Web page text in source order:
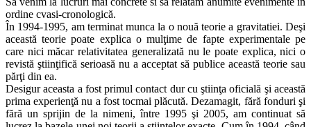
ordine cvasi-cronologică.
În 1994-1995, am terminat munca la o nouă teorie a gravitatiei. Deşi
această teorie poate explica o mulţime de fapte experimentale pe
care nici măcar relativitatea generalizată nu le poate explica, nici o
revistă ştiinţifică serioasă nu a acceptat să publice această teorie sau
părţi din ea.
Desigur aceasta a fost primul contact dur cu ştiinţa oficială şi această
prima experienţă nu a fost tocmai plăcută. Dezamagit, fără fonduri şi
fără un sprijin de la nimeni, între 1995 şi 2005, am continuat să